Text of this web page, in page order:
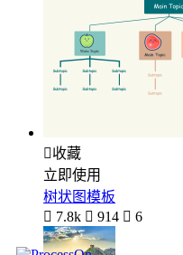
收藏
立即使用
树状图模板
 7.8k  914  6